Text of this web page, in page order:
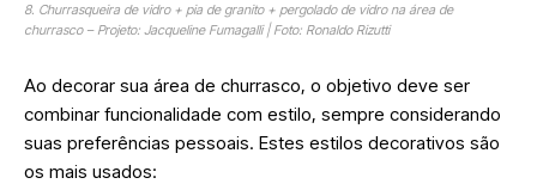
8. Churrasqueira de vidro + pia de granito + pergolado de vidro na área de
churrasco – Projeto: Jacqueline Fumagalli | Foto: Ronaldo Rizutti
Ao decorar sua área de churrasco, o objetivo deve ser
combinar funcionalidade com estilo, sempre considerando
suas preferências pessoais. Estes estilos decorativos são
os mais usados: